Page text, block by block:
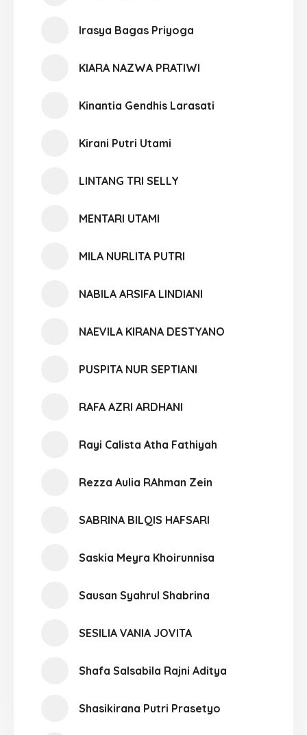
Irasya Bagas Priyoga
KIARA NAZWA PRATIWI
Kinantia Gendhis Larasati
Kirani Putri Utami
LINTANG TRI SELLY
MENTARI UTAMI
MILA NURLITA PUTRI
NABILA ARSIFA LINDIANI
NAEVILA KIRANA DESTYANO
PUSPITA NUR SEPTIANI
RAFA AZRI ARDHANI
Rayi Calista Atha Fathiyah
Rezza Aulia RAhman Zein
SABRINA BILQIS HAFSARI
Saskia Meyra Khoirunnisa
Sausan Syahrul Shabrina
SESILIA VANIA JOVITA
Shafa Salsabila Rajni Aditya
Shasikirana Putri Prasetyo